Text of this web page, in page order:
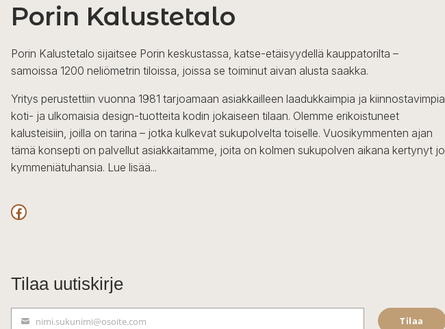
Porin Kalustetalo
Porin Kalustetalo sijaitsee Porin keskustassa, katse-etäisyydellä kauppatorilta –
samoissa 1200 neliömetrin tiloissa, joissa se toiminut aivan alusta saakka.
Yritys perustettiin vuonna 1981 tarjoamaan asiakkailleen laadukkaimpia ja kiinnostavimpia
koti- ja ulkomaisia design-tuotteita kodin jokaiseen tilaan. Olemme erikoistuneet
kalusteisiin, joilla on tarina – jotka kulkevat sukupolvelta toiselle. Vuosikymmenten ajan
tämä konsepti on palvellut asiakkaitamme, joita on kolmen sukupolven aikana kertynyt jo
kymmeniätuhansia. Lue lisää...
Facebook
Tilaa uutiskirje
nimi.sukunimi@osoite.com Tilaa